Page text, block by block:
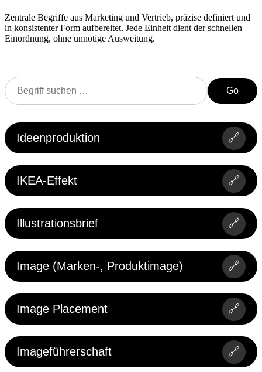
Zentrale Begriffe aus Marketing und Vertrieb, präzise definiert und
in konsistenter Form aufbereitet. Jede Einheit dient der schnellen
Einordnung, ohne unnötige Ausweitung.
Go
Ideenproduktion 🔗
IKEA-Effekt 🔗
Illustrationsbrief 🔗
Image (Marken-, Produktimage) 🔗
Image Placement 🔗
Imageführerschaft 🔗